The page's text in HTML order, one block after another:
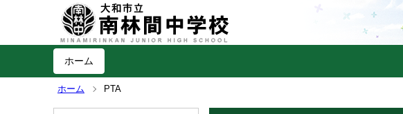
ホーム
ホーム PTA